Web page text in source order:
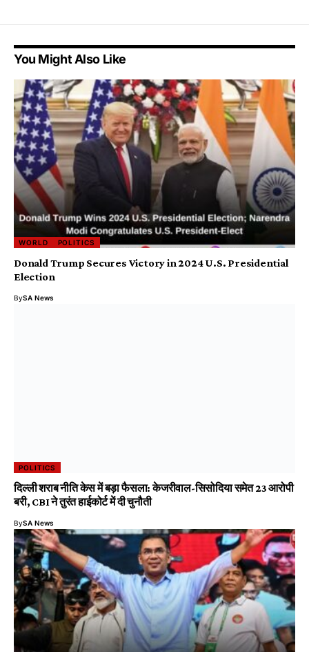
You Might Also Like
WORLD POLITICS
Donald Trump Secures Victory in 2024 U.S. Presidential
Election
BySA News
POLITICS
दिल्ली शराब नीति केस में बड़ा फैसला: केजरीवाल-सिसोदिया समेत 23 आरोपी
बरी, CBI ने तुरंत हाईकोर्ट में दी चुनौती
BySA News